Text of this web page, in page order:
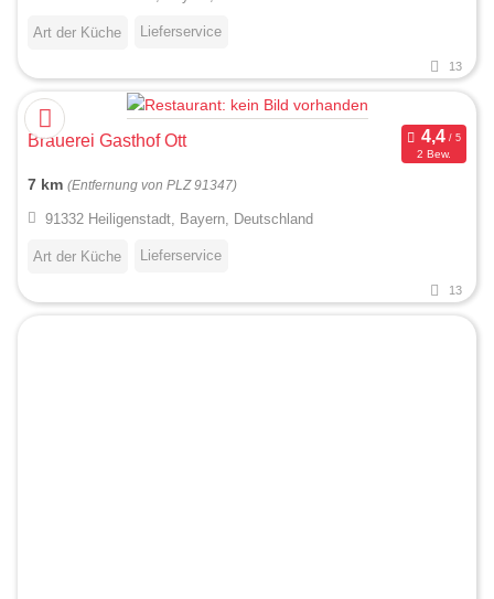
Art der Küche Lieferservice
13
Brauerei Gasthof Ott
2 Bew.
7 km (Entfernung von PLZ 91347)
91332 Heiligenstadt, Bayern, Deutschland
Art der Küche Lieferservice
13